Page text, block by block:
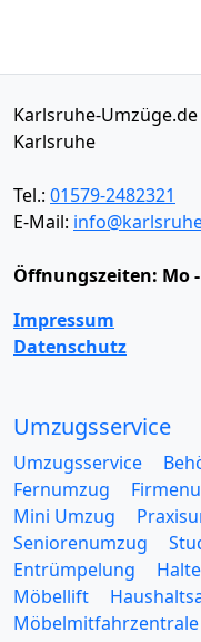
Karlsruhe-Umzüge.de
Karlsruhe
Tel.: 01579-2482321
E-Mail:
Öffnungszeiten: Mo
Impressum
Datenschutz
Umzugsservice
Umzugsservice
Fernumzug
Mini Umzug
Seniorenumzug
Entrümpelung
Möbellift
Möbelmitfahrzentrale